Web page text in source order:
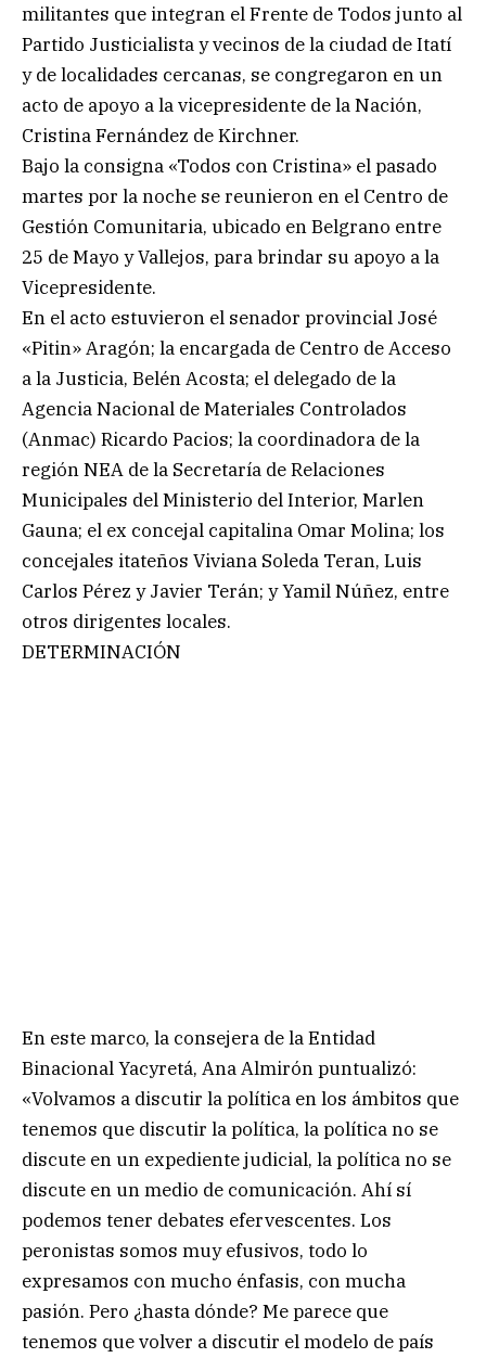
militantes que integran el Frente de Todos junto al
Partido Justicialista y vecinos de la ciudad de Itatí
y de localidades cercanas, se congregaron en un
acto de apoyo a la vicepresidente de la Nación,
Cristina Fernández de Kirchner.
Bajo la consigna «Todos con Cristina» el pasado
martes por la noche se reunieron en el Centro de
Gestión Comunitaria, ubicado en Belgrano entre
25 de Mayo y Vallejos, para brindar su apoyo a la
Vicepresidente.
En el acto estuvieron el senador provincial José
«Pitin» Aragón; la encargada de Centro de Acceso
a la Justicia, Belén Acosta; el delegado de la
Agencia Nacional de Materiales Controlados
(Anmac) Ricardo Pacios; la coordinadora de la
región NEA de la Secretaría de Relaciones
Municipales del Ministerio del Interior, Marlen
Gauna; el ex concejal capitalina Omar Molina; los
concejales itateños Viviana Soleda Teran, Luis
Carlos Pérez y Javier Terán; y Yamil Núñez, entre
otros dirigentes locales.
DETERMINACIÓN
En este marco, la consejera de la Entidad
Binacional Yacyretá, Ana Almirón puntualizó:
«Volvamos a discutir la política en los ámbitos que
tenemos que discutir la política, la política no se
discute en un expediente judicial, la política no se
discute en un medio de comunicación. Ahí sí
podemos tener debates efervescentes. Los
peronistas somos muy efusivos, todo lo
expresamos con mucho énfasis, con mucha
pasión. Pero ¿hasta dónde? Me parece que
tenemos que volver a discutir el modelo de país